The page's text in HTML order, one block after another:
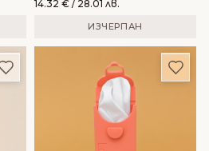
14.32 € / 28.01 лв.
ИЗЧЕРПАН
Добави в любими